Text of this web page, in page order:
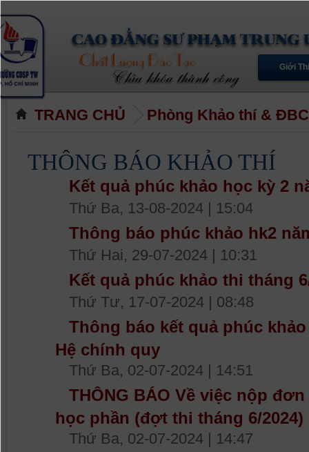
Giới
TRANG CHỦ Phòng Khảo thí &
THÔNG BÁO KHẢO THÍ
Kết quả phúc khảo học kỳ 2
Thứ Ba, 13-08-2024 | 15:04
Thông báo phúc khảo hk2
Thứ Hai, 29-07-2024 | 10:31
Kết quả phúc khảo thi tháng
Thứ Tư, 17-07-2024 | 08:48
Thông báo kết quả phúc
Hệ chính quy
Thứ Ba, 02-07-2024 | 14:51
THÔNG BÁO Về việc nộp
học phần (đợt thi tháng 6/
Thứ Ba, 02-07-2024 | 14:47